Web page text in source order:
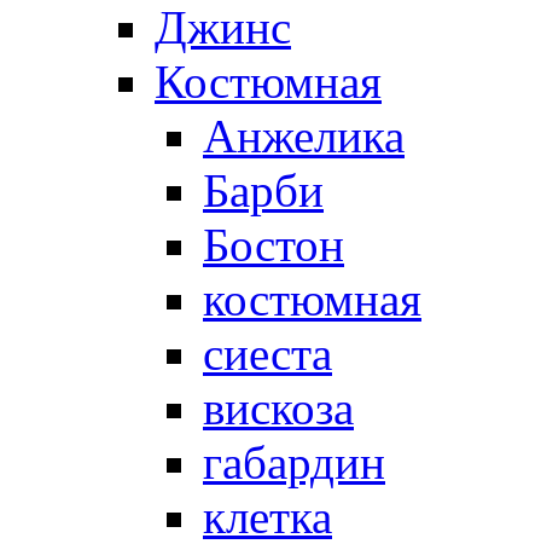
Джинс
Костюмная
Анжелика
Барби
Бостон
костюмная
сиеста
вискоза
габардин
клетка